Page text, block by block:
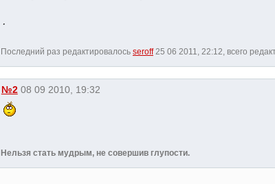
.
Последний раз редактировалось seroff25 06 2011, 22:12, всего
№2 08 09 2010, 19:32
Нельзя стать мудрым, не совершив глупости.